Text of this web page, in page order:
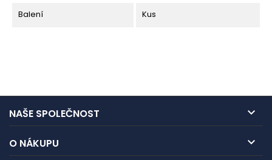
Balení Kus
NAŠE SPOLEČNOST 
O NÁKUPU 